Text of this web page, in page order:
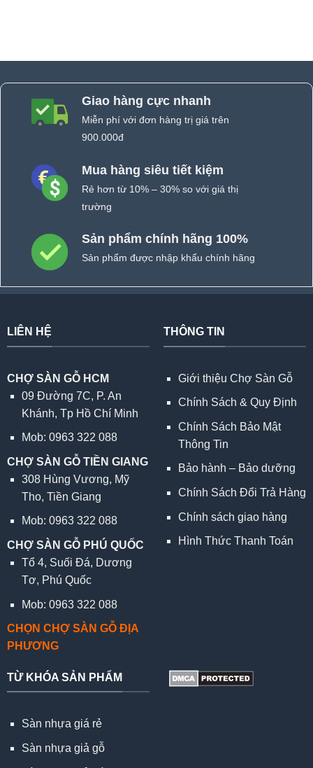
Giao hàng cực nhanh
Miễn phí với đơn hàng trị giá trên
900.000đ
Mua hàng siêu tiết kiệm
Rẻ hơn từ 10% – 30% so với giá thị
trường
Sản phẩm chính hãng 100%
Sản phẩm được nhập khẩu chính hãng
LIÊN HỆ
CHỢ SÀN GỖ HCM
09 Đường 7C, P. An
Khánh, Tp Hồ Chí Minh
Mob: 0963 322 088
CHỢ SÀN GỖ TIỀN GIANG
308 Hùng Vương, Mỹ
Tho, Tiền Giang
Mob: 0963 322 088
CHỢ SÀN GỖ PHÚ QUỐC
Tổ 4, Suối Đá, Dương
Tơ, Phú Quốc
Mob: 0963 322 088
CHỌN CHỢ SÀN GỖ ĐỊA
PHƯƠNG
THÔNG TIN
Giới thiệu Chợ Sàn Gỗ
Chính Sách & Quy Định
Chính Sách Bảo Mật
Thông Tin
Bảo hành – Bảo dưỡng
Chính Sách Đổi Trả Hàng
Chính sách giao hàng
Hình Thức Thanh Toán
TỪ KHÓA SẢN PHẨM
Sàn nhựa giá rẻ
Sàn nhựa giả gỗ